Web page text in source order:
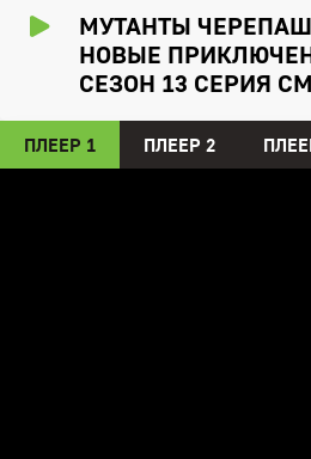
МУТАНТЫ
НОВЫЕ
СЕЗОН 13 СЕРИЯ
ПЛЕЕР 1 ПЛЕЕР 2